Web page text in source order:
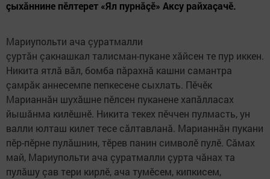
çыхăннине пӗлтерет «Ял пурнăçӗ» Аксу райхаçачӗ.
Мариупольти ача çуратмалли
çуртăн çакнашкал талисман-пукане хăйсен те пур иккен.
Никита ятлă вăл, бомба пăрахнă кашни самантра
çамрăк аннесемпе пепкесене сыхлать. Пӗчӗк
Марианнăн шухăшне пӗлсен пуканене хапăлласах
йышăнма килӗшнӗ. Никита текех пӗччен пулмасть, ун
валли юлташ килет тесе сăлтавланă. Марианнăн пукани
пӗр-пӗрне пулăшнин, тӗрев панин символӗ пулӗ. Сăмах
май, Мариупольти ача çуратмалли çурта чăнах та
пулăшу çав тери кирлӗ, ача тумӗсем, кипкисем,